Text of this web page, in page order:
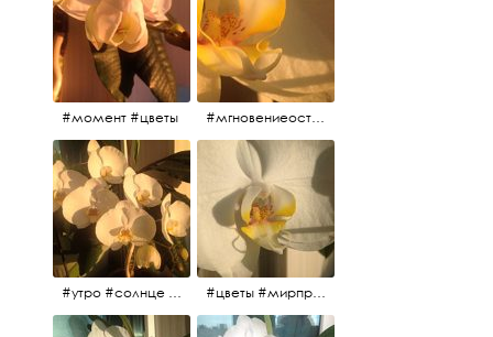
#момент #цветы #мгновениеостановись #прекрасныймомент #жаждарасцвета
#утро #солнце #белыеночи2017 #санктпетербург #цветы #седьмойпошёл #цветы #мирпрекрасен #пятьутра